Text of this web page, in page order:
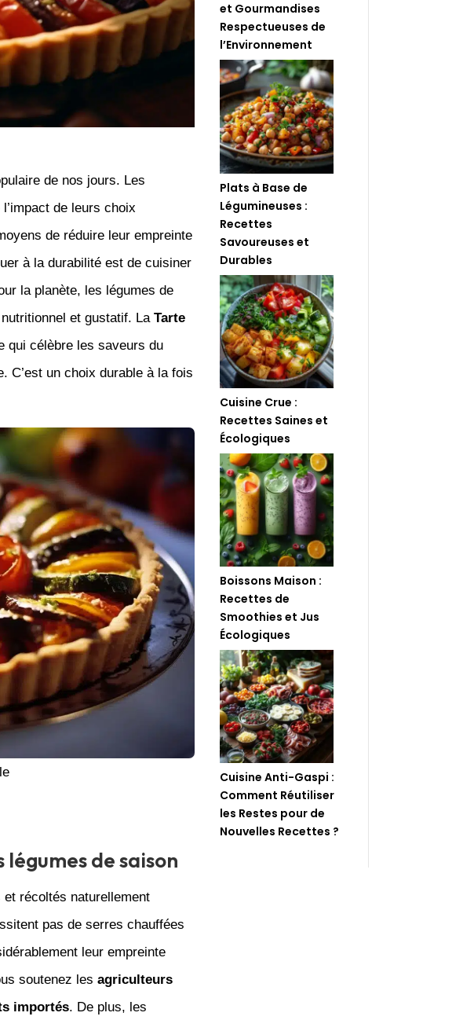
de nos jours. Les
de leurs choix
de réduire leur empreinte
à la durabilité est de cuisiner
la planète, les légumes de
et gustatif. La Tarte
qui célèbre les saveurs du
C’est un choix durable à la fois
de saison
récoltés naturellement
pas de serres chauffées
leur empreinte
soutenez les agriculteurs
importés. De plus, les
et Gourmandises
Respectueuses de
l’Environnement
Plats à Base de
Légumineuses :
Recettes
Savoureuses et
Durables
Cuisine Crue :
Recettes Saines et
Écologiques
Boissons Maison :
Recettes de
Smoothies et Jus
Écologiques
Cuisine Anti-Gaspi :
Comment Réutiliser
les Restes pour de
Nouvelles Recettes ?